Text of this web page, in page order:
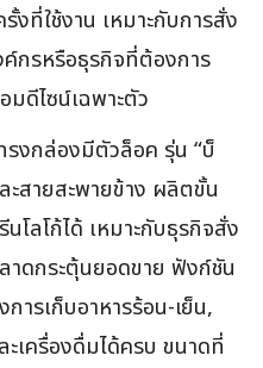
งที่ใช้งาน เหมาะกับการสั่ง
กรหรือธุรกิจที่ต้องการ
ดีไซน์เฉพาะตัว
รงกล่องมีตัวล็อค รุ่น “บ็
สายสะพายข้าง ผลิตขั้น
ลโก้ได้ เหมาะกับธุรกิจสั่ง
าดกระตุ้นยอดขาย ฟังก์ชัน
ารเก็บอาหารร้อน-เย็น,
เครื่องดื่มได้ครบ ขนาดที่